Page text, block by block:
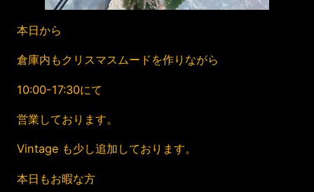
本日から
倉庫内もクリスマスムードを作りながら
10:00-17:30にて
営業しております。
Vintage も少し追加しております。
本日もお暇な方